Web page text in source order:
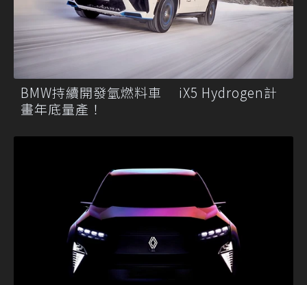
BMW持續開發氫燃料車 iX5 Hydrogen計
畫年底量產！